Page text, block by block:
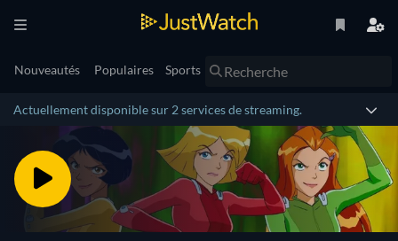
Nouveautés Populaires Sports
Actuellement disponible sur 2 services de streaming.